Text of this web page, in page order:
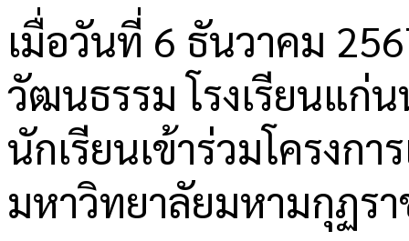
เมื่อวันที่ 6 ธันวาคม
วัฒนธรรม โรงเรียนแก่
นักเรียนเข้าร่วมโครงก
มหาวิทยาลัยมหามกุฏร